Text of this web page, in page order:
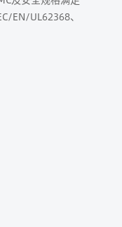
EN/UL62368、